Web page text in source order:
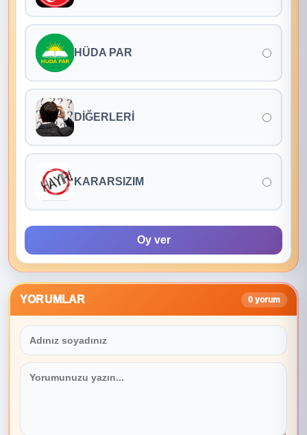
HÜDA PAR
DİĞERLERİ
KARARSIZIM
Oy ver
YORUMLAR 0 yorum